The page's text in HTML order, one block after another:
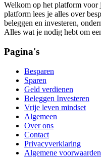
Welkom op het platform
platform lees je alles over
beleggen en investeren,
Alles wat je nodig hebt om
Pagina's
Besparen
Sparen
Geld verdienen
Beleggen Investeren
Vrije leven mindset
Algemeen
Over ons
Contact
Privacyverklaring
Algemene voorwaarden